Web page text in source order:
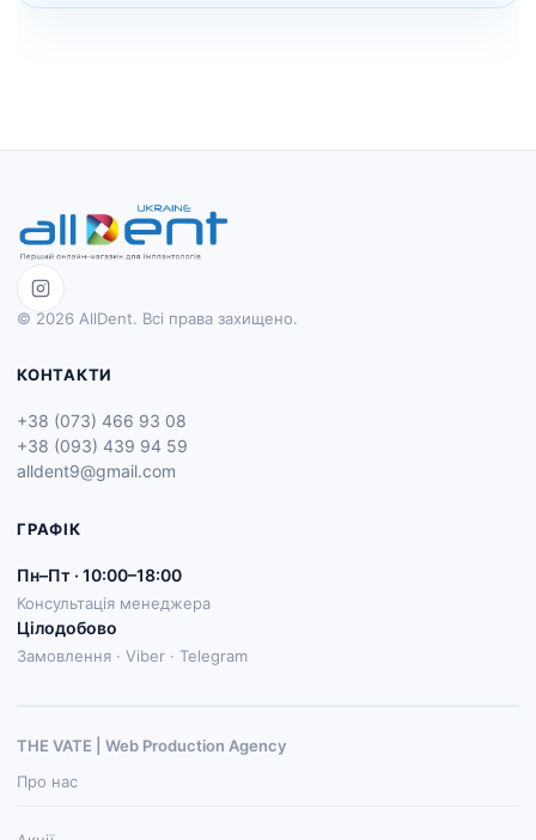
© 2026 AllDent. Всі права захищено.
КОНТАКТИ
+38 (073) 466 93 08
+38 (093) 439 94 59
alldent9@gmail.com
ГРАФІК
Пн–Пт · 10:00–18:00
Консультація менеджера
Цілодобово
Замовлення · Viber · Telegram
THE VATE | Web Production Agenсy
Про нас